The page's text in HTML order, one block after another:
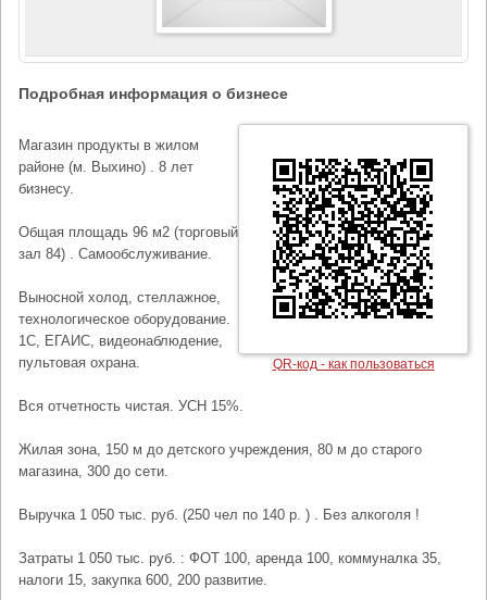
Подробная информация о бизнесе
QR-код - как пользоваться
Магазин продукты в жилом
районе (м. Выхино) . 8 лет
бизнесу.
Общая площадь 96 м2 (торговый
зал 84) . Самообслуживание.
Выносной холод, стеллажное,
технологическое оборудование.
1С, ЕГАИС, видеонаблюдение,
пультовая охрана.
Вся отчетность чистая. УСН 15%.
Жилая зона, 150 м до детского учреждения, 80 м до старого
магазина, 300 до сети.
Выручка 1 050 тыс. руб. (250 чел по 140 р. ) . Без алкоголя !
Затраты 1 050 тыс. руб. : ФОТ 100, аренда 100, коммуналка 35,
налоги 15, закупка 600, 200 развитие.